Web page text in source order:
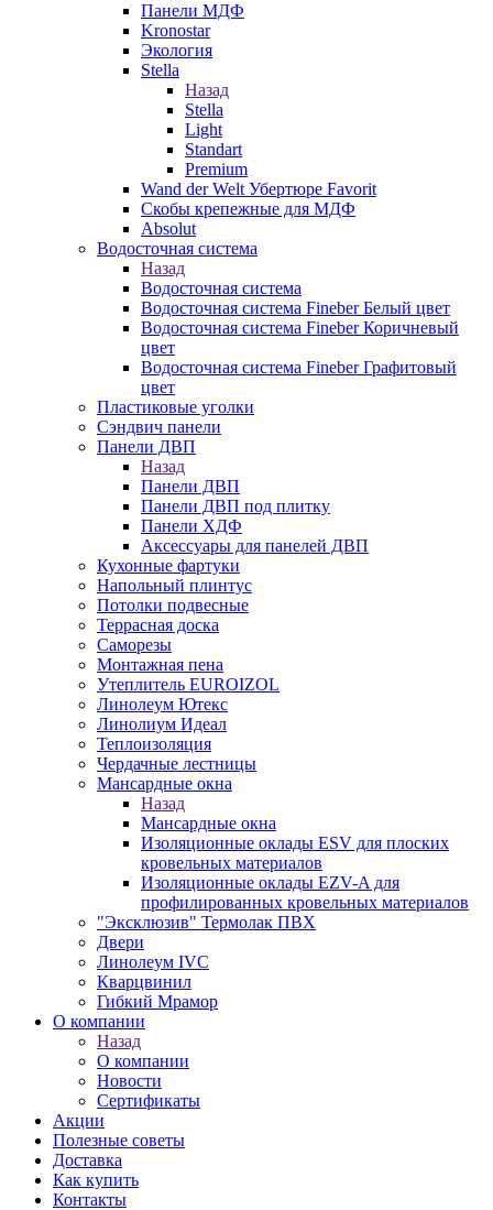
Панели МДФ
Kronostar
Экология
Stella
Назад
Stella
Light
Standart
Premium
Wand der Welt Убертюре Favorit
Скобы крепежные для МДФ
Absolut
Водосточная система
Назад
Водосточная система
Водосточная система Fineber Белый цвет
Водосточная система Fineber Коричневый
цвет
Водосточная система Fineber Графитовый
цвет
Пластиковые уголки
Сэндвич панели
Панели ДВП
Назад
Панели ДВП
Панели ДВП под плитку
Панели ХДФ
Аксессуары для панелей ДВП
Кухонные фартуки
Напольный плинтус
Потолки подвесные
Террасная доска
Саморезы
Монтажная пена
Утеплитель EUROIZOL
Линолеум Ютекс
Линолиум Идеал
Теплоизоляция
Чердачные лестницы
Мансардные окна
Назад
Мансардные окна
Изоляционные оклады ESV для плоских
кровельных материалов
Изоляционные оклады EZV-A для
профилированных кровельных материалов
"Эксклюзив" Термолак ПВХ
Двери
Линолеум IVC
Кварцвинил
Гибкий Мрамор
О компании
Назад
О компании
Новости
Сертификаты
Акции
Полезные советы
Доставка
Как купить
Контакты